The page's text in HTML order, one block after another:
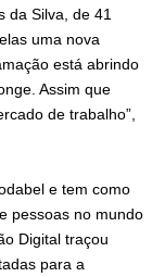
da Silva, de 41
uma nova
está abrindo
Assim que
de trabalho”,
e tem como
pessoas no mundo
Digital traçou
para a